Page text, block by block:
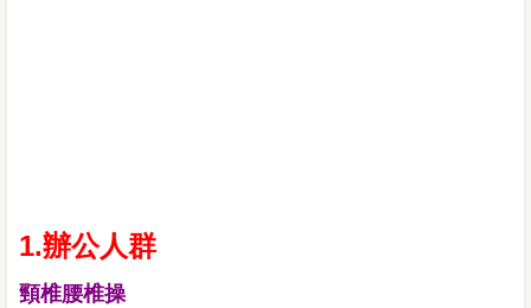
1.辦公人群
頸椎腰椎操